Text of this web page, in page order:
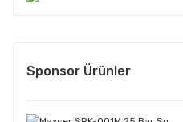
Sponsor Ürünler